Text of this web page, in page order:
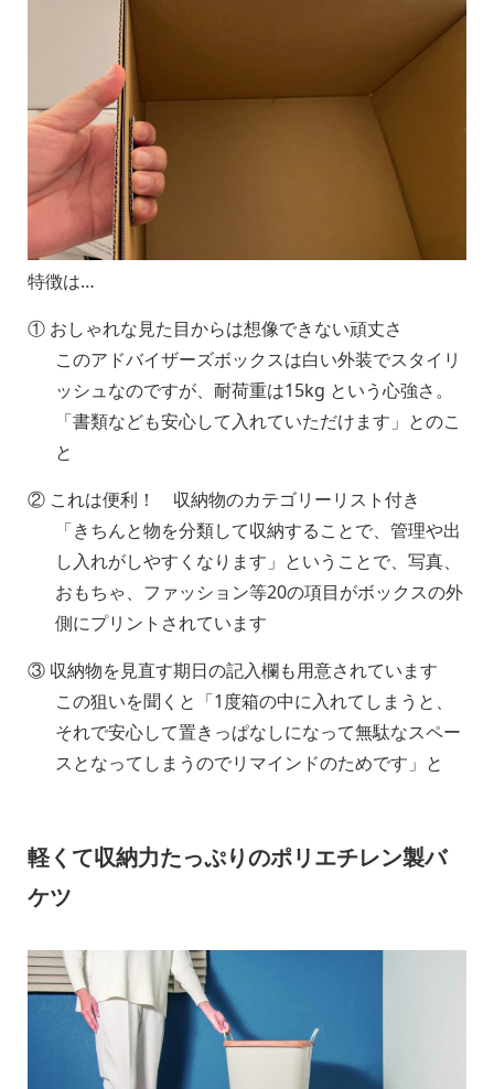
特徴は…
① おしゃれな見た目からは想像できない頑丈さ
このアドバイザーズボックスは白い外装でスタイリ
ッシュなのですが、耐荷重は15kg という心強さ。
「書類なども安心して入れていただけます」とのこ
と
② これは便利！ 収納物のカテゴリーリスト付き
「きちんと物を分類して収納することで、管理や出
し入れがしやすくなります」ということで、写真、
おもちゃ、ファッション等20の項目がボックスの外
側にプリントされています
③ 収納物を見直す期日の記入欄も用意されています
この狙いを聞くと「1度箱の中に入れてしまうと、
それで安心して置きっぱなしになって無駄なスペー
スとなってしまうのでリマインドのためです」と
軽くて収納力たっぷりのポリエチレン製バ
ケツ